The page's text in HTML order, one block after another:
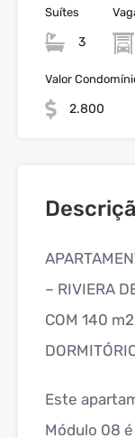
Suítes
3
Valor
2.800
– RIVIERA
COM 140
Este
Módulo 08